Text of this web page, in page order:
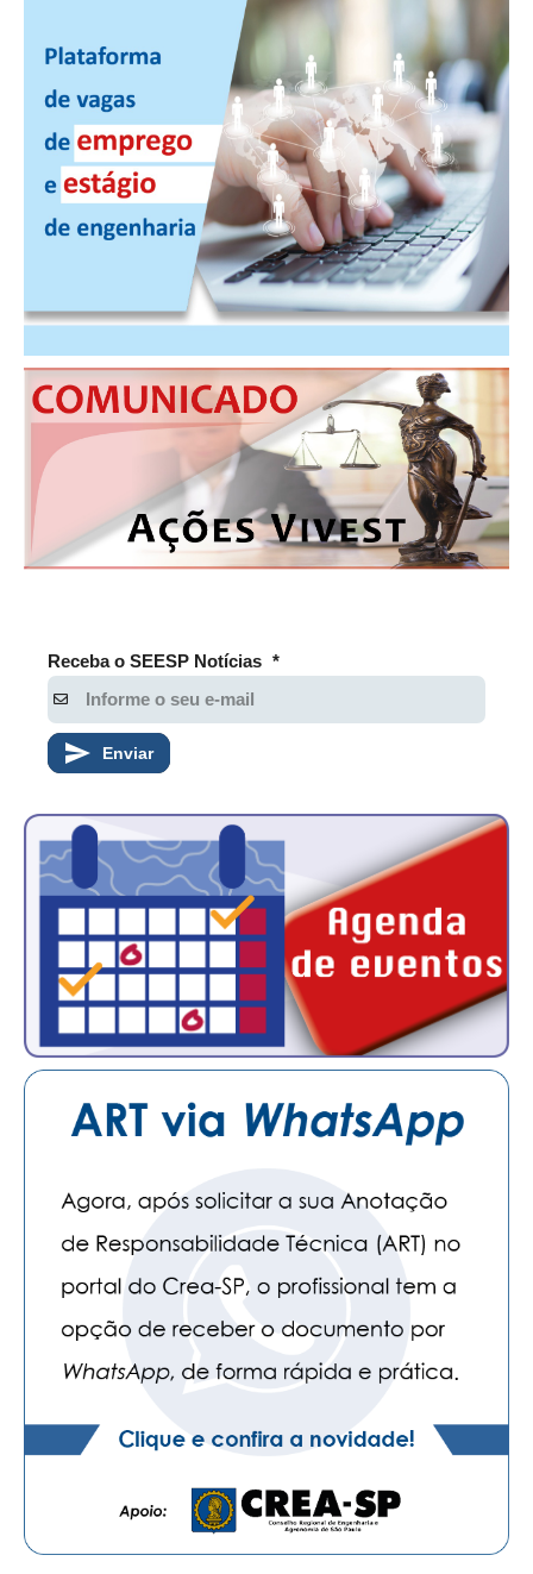
RELEASES
CONTATO
CADASTRO
ATUALIZAÇÃO CADASTRAL
NÚCLEO JOVEM
Receba o SEESP Notícias *
Enviar